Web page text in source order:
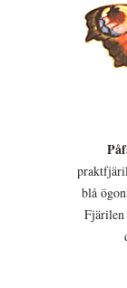
blå
Fjärilen